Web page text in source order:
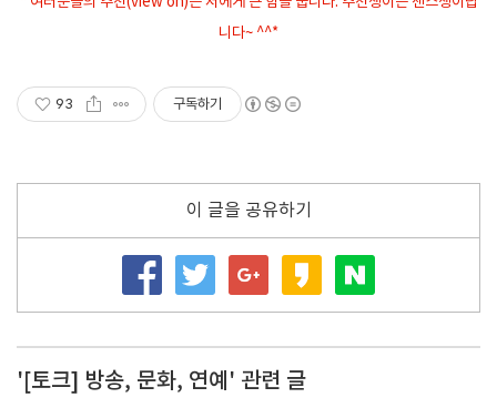
니다~ ^^*
93 구독하기
이 글을 공유하기
'[토크] 방송, 문화, 연예' 관련 글